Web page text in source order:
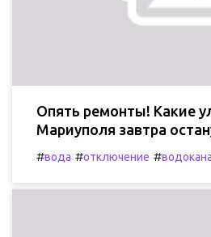
Опять ремонты! Какие
Мариуполя завтра
#вода #отключение #